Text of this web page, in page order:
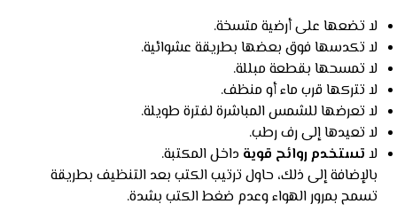
لا تضعها على أرضية متسخة.
لا تكدسها فوق بعضها بطريقة عشوائية.
لا تمسحها بقطعة مبللة.
لا تتركها قرب ماء أو منظف.
لا تعرضها للشمس المباشرة لفترة طويلة.
لا تعيدها إلى رف رطب.
لا تستخدم روائح قوية داخل المكتبة.
بالإضافة إلى ذلك، حاول ترتيب الكتب بعد التنظيف بطريقة
تسمح بمرور الهواء وعدم ضغط الكتب بشدة.